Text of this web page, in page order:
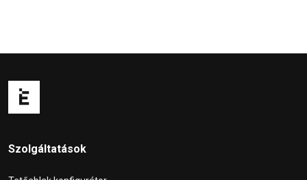
Szolgáltatások